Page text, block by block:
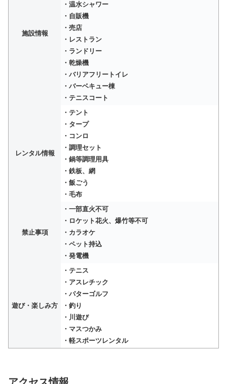
施設情報
・温水シャワー
・自販機
・売店
・レストラン
・ランドリー
・乾燥機
・バリアフリートイレ
・バーベキュー棟
・テニスコート
レンタル情報
・テント
・タープ
・コンロ
・調理セット
・鍋等調理用具
・鉄板、網
・飯ごう
・毛布
禁止事項
・一部直火不可
・ロケット花火、爆竹等不可
・カラオケ
・ペット持込
・発電機
遊び・楽しみ方
・テニス
・アスレチック
・パターゴルフ
・釣り
・川遊び
・マスつかみ
・軽スポーツレンタル